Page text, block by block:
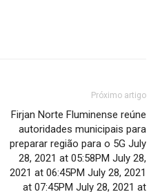
Próximo artigo
Firjan Norte Fluminense reúne
autoridades municipais para
preparar região para o 5G July
28, 2021 at 05:58PM July 28,
2021 at 06:45PM July 28, 2021
at 07:45PM July 28, 2021 at